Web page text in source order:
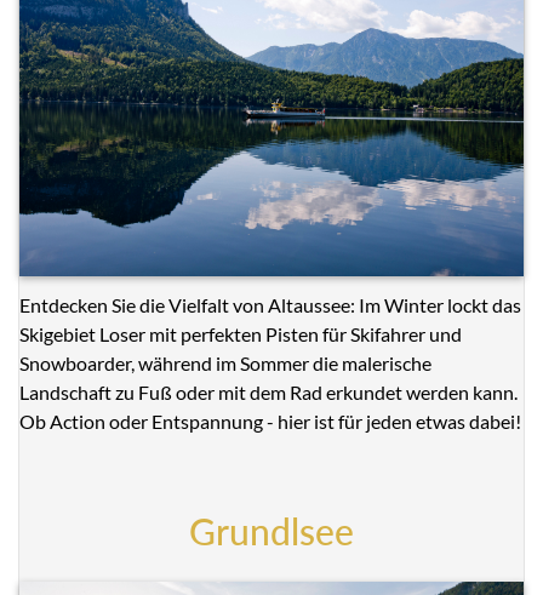
Entdecken Sie die Vielfalt von Altaussee: Im Winter lockt das
Skigebiet Loser mit perfekten Pisten für Skifahrer und
Snowboarder, während im Sommer die malerische
Landschaft zu Fuß oder mit dem Rad erkundet werden kann.
Ob Action oder Entspannung - hier ist für jeden etwas dabei!
Grundlsee